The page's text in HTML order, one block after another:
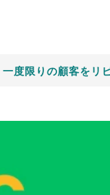
度限りの顧客をリ